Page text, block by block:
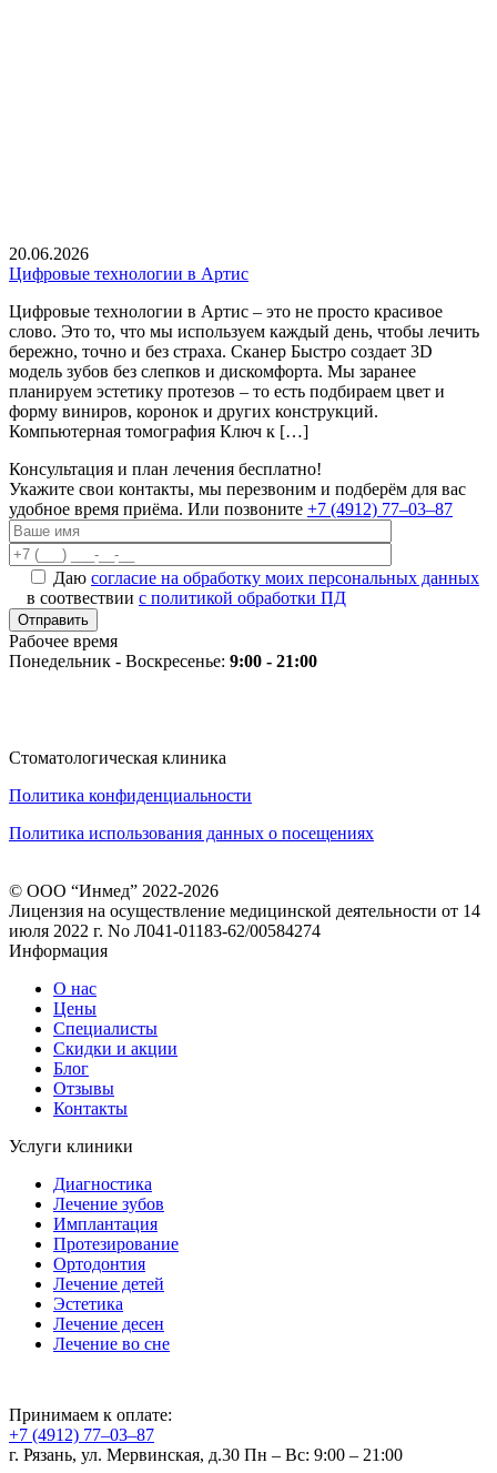
20.06.2026
Цифровые технологии в Артис
Цифровые технологии в Артис – это не просто красивое
слово. Это то, что мы используем каждый день, чтобы лечить
бережно, точно и без страха. Сканер Быстро создает 3D
модель зубов без слепков и дискомфорта. Мы заранее
планируем эстетику протезов – то есть подбираем цвет и
форму виниров, коронок и других конструкций.
Компьютерная томография Ключ к […]
Консультация и план лечения бесплатно!
Укажите свои контакты, мы перезвоним и подберём для вас
удобное время приёма. Или позвоните +7 (4912) 77‒03‒87
Даю согласие на обработку моих персональных данных
в соотвествии с политикой обработки ПД
Рабочее время
Понедельник - Воскресенье: 9:00 - 21:00
Стоматологическая клиника
Политика конфиденциальности
Политика использования данных о посещениях
© ООО “Инмед” 2022-2026
Лицензия на осуществление медицинской деятельности от 14
июля 2022 г. No Л041-01183-62/00584274
Информация
О нас
Цены
Специалисты
Скидки и акции
Блог
Отзывы
Контакты
Услуги клиники
Диагностика
Лечение зубов
Имплантация
Протезирование
Ортодонтия
Лечение детей
Эстетика
Лечение десен
Лечение во сне
Принимаем к оплате:
+7 (4912) 77‒03‒87
г. Рязань, ул. Мервинская, д.30 Пн – Вс: 9:00 – 21:00